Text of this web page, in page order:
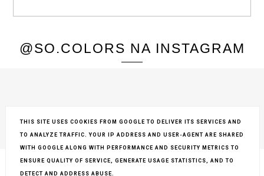
@SO.COLORS NA INSTAGRAM
COPYRIGHT ©SO COLORS, BLOGGER
BLOG DESIGN:
THIS SITE USES COOKIES FROM GOOGLE TO DELIVER ITS SERVICES AND
TO ANALYZE TRAFFIC. YOUR IP ADDRESS AND USER-AGENT ARE SHARED
WITH GOOGLE ALONG WITH PERFORMANCE AND SECURITY METRICS TO
ENSURE QUALITY OF SERVICE, GENERATE USAGE STATISTICS, AND TO
DETECT AND ADDRESS ABUSE.